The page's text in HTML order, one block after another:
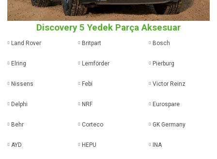
Discovery 5 Yedek Parça Aksesuar
Land Rover Britpart Bosch
Elring Lemförder Pierburg
Nissens Febi Victor Reinz
Delphi NRF Eurospare
Behr Corteco GK Germany
AYD HEPU INA